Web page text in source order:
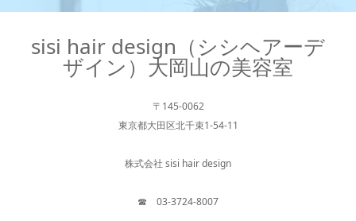
sisi hair design（シシヘアーデ
ザイン）大岡山の美容室
〒145-0062
東京都大田区北千束1-54-11
株式会社 sisi hair design
☎︎ 03-3724-8007